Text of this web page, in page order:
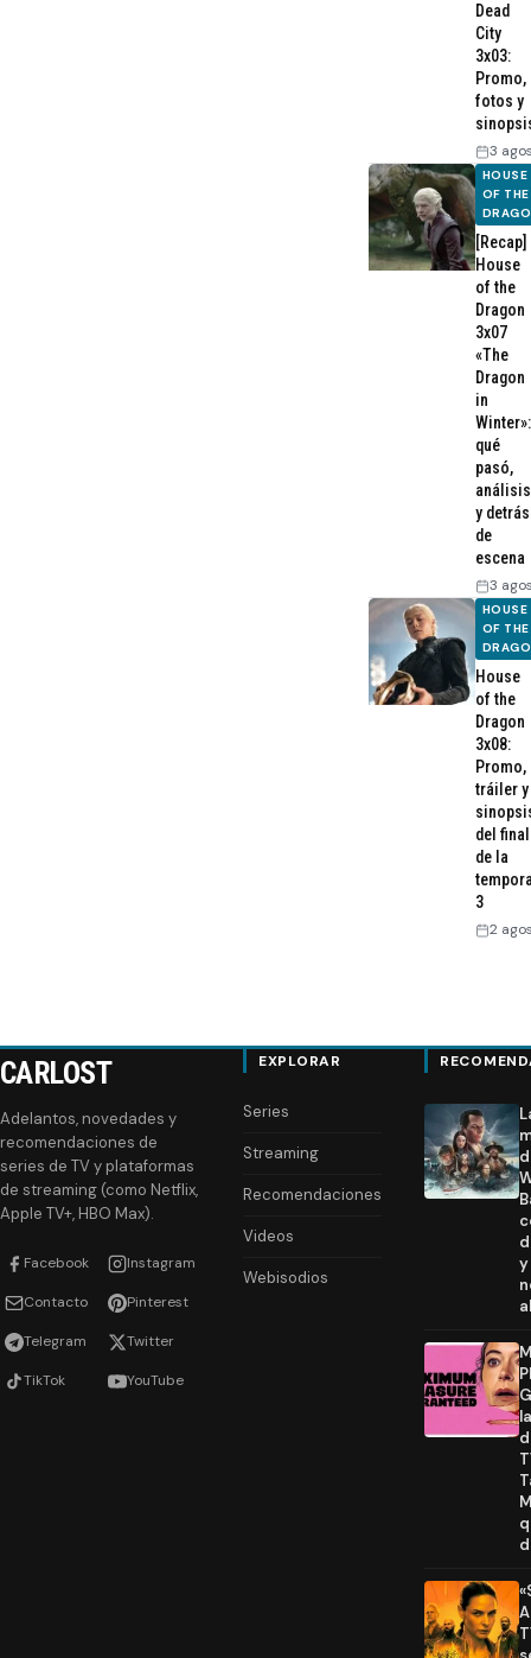
Dead
City
3x03:
Promo,
fotos y
3
HOUSE
OF THE
[Recap]
House
of the
Dragon
3x07
«The
Dragon
in
Winter»:
qué
pasó,
análisis
y detrás
de
escena
3
HOUSE
OF THE
House
of the
Dragon
3x08:
Promo,
tráiler y
del final
de la
3
2
CARLOST
Adelantos, novedades y
recomendaciones de
series de TV y plataformas
de streaming (como Netflix,
Apple TV+, HBO Max).
Facebook Instagram
Contacto Pinterest
Telegram Twitter
TikTok YouTube
EXPLORAR
Series
Streaming
Recomendaciones
Videos
Webisodios
y